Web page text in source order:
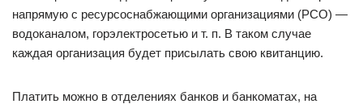
напрямую с ресурсоснабжающими организациями (РСО) —
водоканалом, горэлектросетью и т. п. В таком случае
каждая организация будет присылать свою квитанцию.
Платить можно в отделениях банков и банкоматах, на